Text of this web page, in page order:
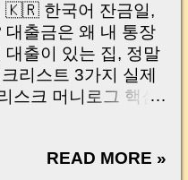
🇰🇷 한국어 잔금일,
출금은 왜 내 통장
출이 있는 집, 정말
리스트 3가지 실제
스크 머니로그 핵심
Seller Has a
READ MORE »